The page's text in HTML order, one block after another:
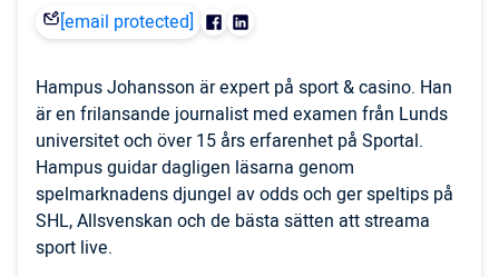
[email protected]
Hampus Johansson är expert på sport & casino. Han
är en frilansande journalist med examen från Lunds
universitet och över 15 års erfarenhet på Sportal.
Hampus guidar dagligen läsarna genom
spelmarknadens djungel av odds och ger speltips på
SHL, Allsvenskan och de bästa sätten att streama
sport live.